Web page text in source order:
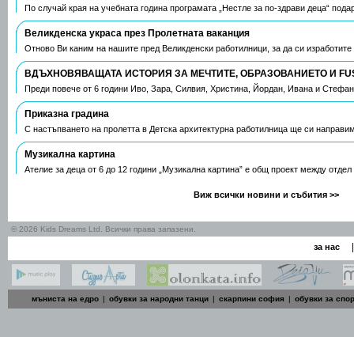
По случай края на учебната година програмата „Нестле за по-здрави деца“
Великденска украса през Пролетната ваканция
Отново Ви каним на нашите пред Великденски работилници, за да си
ВДЪХНОВЯВАЩАТА ИСТОРИЯ ЗА МЕЧТИТЕ, ОБРАЗОВАНИЕТО И
Преди повече от 6 години Иво, Зара, Силвия, Христина, Йордан, Ивана и
Приказна градина
С настъпването на пролетта в Детска архитектурна работилница ще си
Музикална картина
Ателие за деца от 6 до 12 години „Музикална картина” е общ проект между отдел
Виж всички новини и събития >>
© 2026 Kids Dreams Ltd. Всички права запазени.
за нас
мъниста на едро | обувки за народни танци | скарпини софия | обувки за